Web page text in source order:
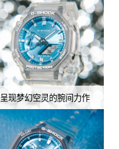
呈现梦幻空灵的腕间力作